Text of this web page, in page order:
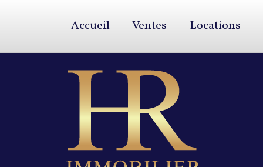
Accueil Ventes Locations